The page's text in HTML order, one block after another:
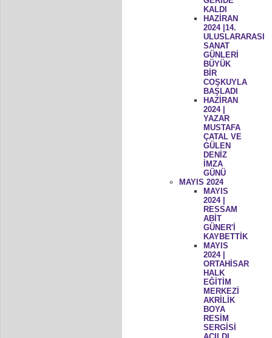
KALDI
HAZİRAN
2024 |14.
ULUSLARARASI
SANAT
GÜNLERİ
BÜYÜK
BİR
COŞKUYLA
BAŞLADI
HAZİRAN
2024 |
YAZAR
MUSTAFA
ÇATAL VE
GÜLEN
DENİZ
İMZA
GÜNÜ
MAYIS 2024
MAYIS
2024 |
RESSAM
ABİT
GÜNER'İ
KAYBETTİK
MAYIS
2024 |
ORTAHİSAR
HALK
EĞİTİM
MERKEZİ
AKRİLİK
BOYA
RESİM
SERGİSİ